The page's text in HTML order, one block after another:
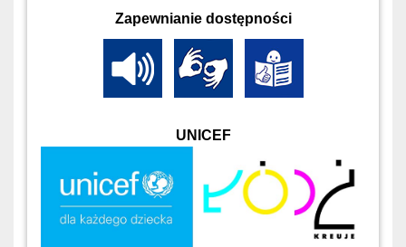
Zapewnianie dostępności
UNICEF